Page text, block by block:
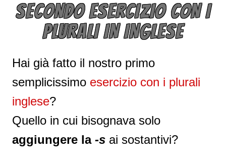
SECONDO ESERCIZIO CON I
PLURALI IN INGLESE
Hai già fatto il nostro primo
semplicissimo esercizio con i plurali
inglese?
Quello in cui bisognava solo
aggiungere la -s ai sostantivi?